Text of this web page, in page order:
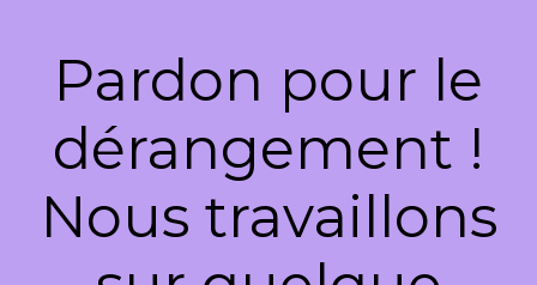
Pardon pour le
dérangement !
Nous travaillons